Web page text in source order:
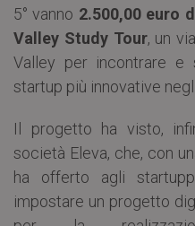
5° vanno 2.500,00 euro
Valley Study Tour, un
Valley per incontrare e
startup più innovative
Il progetto ha visto,
società Eleva, che, con
ha offerto agli
impostare un progetto